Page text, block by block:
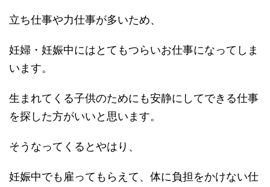
立ち仕事や力仕事が多いため、
妊婦・妊娠中にはとてもつらいお仕事になってしま
います。
生まれてくる子供のためにも安静にしてできる仕事
を探した方がいいと思います。
そうなってくるとやはり、
妊娠中でも雇ってもらえて、体に負担をかけない仕